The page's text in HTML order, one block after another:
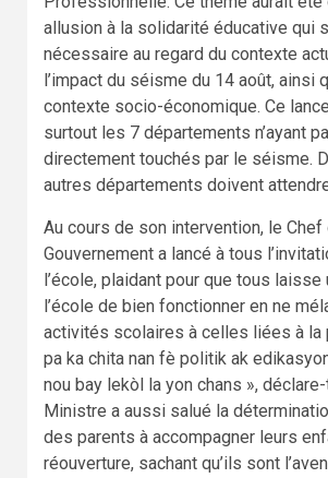
allusion à la solidarité éducative qui
nécessaire au regard du contexte
l’impact du séisme du 14 août, ainsi
contexte socio-économique. Ce
surtout les 7 départements n’ayant
directement touchés par le séisme.
autres départements doivent
Au cours de son intervention, le Chef
Gouvernement a lancé à tous
l’école, plaidant pour que tous laisse
l’école de bien fonctionner en ne
activités scolaires à celles liées à la
pa ka chita nan fè politik ak
nou bay lekòl la yon chans »,
Ministre a aussi salué la
des parents à accompagner leurs
réouverture, sachant qu’ils sont